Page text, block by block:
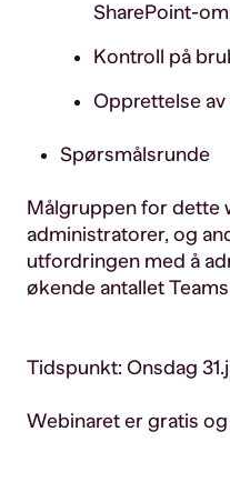
SharePoint-
Kontroll på
Opprettelse
Spørsmålsrunde
Målgruppen for dette
administratorer, og
utfordringen med å
økende antallet
Tidspunkt: Onsdag
Webinaret er gratis